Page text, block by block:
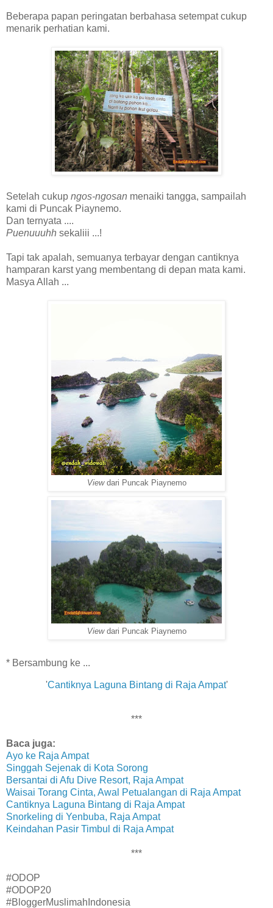
Beberapa papan peringatan berbahasa setempat cukup
menarik perhatian kami.
Setelah cukup ngos-ngosan menaiki tangga, sampailah
kami di Puncak Piaynemo.
Dan ternyata ....
Puenuuuhh sekaliii ...!
Tapi tak apalah, semuanya terbayar dengan cantiknya
hamparan karst yang membentang di depan mata kami.
Masya Allah ...
Viewdari Puncak Piaynemo
Viewdari Puncak Piaynemo
* Bersambung ke ...
'Cantiknya Laguna Bintang di Raja Ampat'
***
Baca juga:
Ayo ke Raja Ampat
Singgah Sejenak di Kota Sorong
Bersantai di Afu Dive Resort, Raja Ampat
Waisai Torang Cinta, Awal Petualangan di Raja Ampat
Cantiknya Laguna Bintang di Raja Ampat
Snorkeling di Yenbuba, Raja Ampat
Keindahan Pasir Timbul di Raja Ampat
***
#ODOP
#ODOP20
#BloggerMuslimahIndonesia